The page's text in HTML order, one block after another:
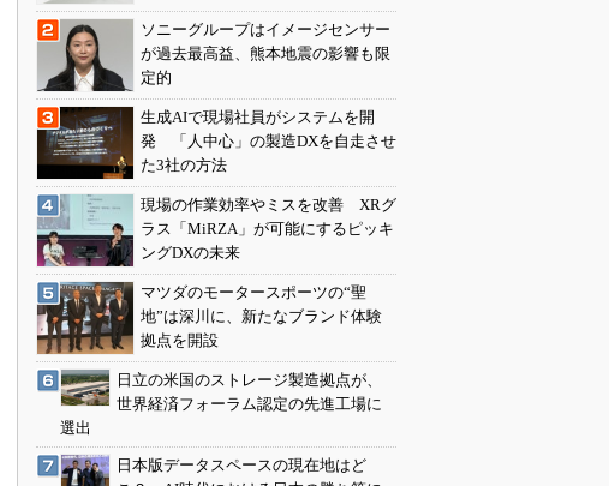
ソニーグループはイメージセンサー
が過去最高益、熊本地震の影響も限
定的
生成AIで現場社員がシステムを開
発 「人中心」の製造DXを自走させ
た3社の方法
現場の作業効率やミスを改善 XRグ
ラス「MiRZA」が可能にするピッキ
ングDXの未来
マツダのモータースポーツの“聖
地”は深川に、新たなブランド体験
拠点を開設
日立の米国のストレージ製造拠点が、
世界経済フォーラム認定の先進工場に
選出
日本版データスペースの現在地はど